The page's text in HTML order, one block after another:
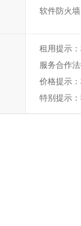
软件防火
租用提示
服务合作
价格提示
特别提示